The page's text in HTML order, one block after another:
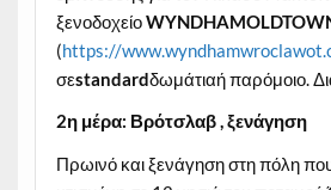
ξενοδοχείο
(https://
σεstandardδωμάτιαή παρόμοιο.
2η μέρα: Βρότσλαβ , ξενάγηση
Πρωινό και ξενάγηση στη πόλη που